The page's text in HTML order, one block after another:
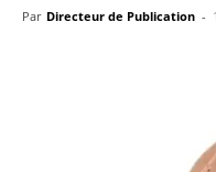
Par Directeur de Publication -